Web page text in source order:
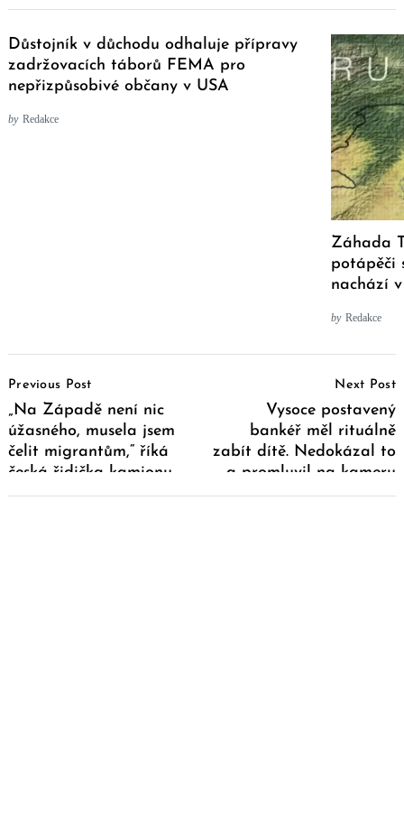
Důstojník v důchodu odhaluje přípravy
zadržovacích táborů FEMA pro
nepřizpůsobivé občany v USA
by Redakce
Záhada
potápěči
nachází
by Redakce
Navigation
Previous Post
„Na Západě není nic
úžasného, musela jsem
čelit migrantům,“ říká
česká řidička kamionu
Next Post
Vysoce postavený
bankéř měl rituálně
zabít dítě. Nedokázal to
a promluvil na kameru